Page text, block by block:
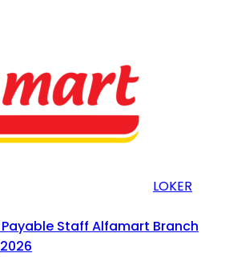
LOKER
Staff Alfamart Branch